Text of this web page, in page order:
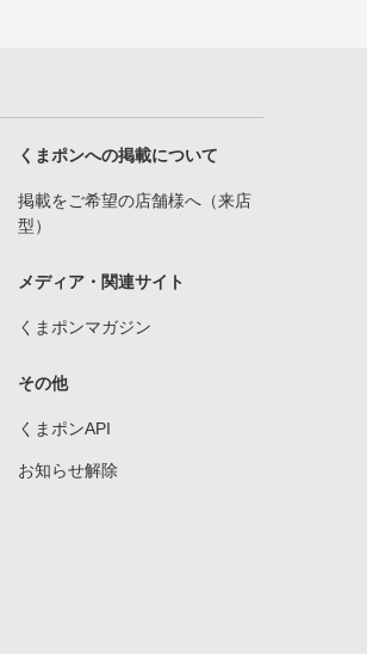
くまポンへの掲載について
掲載をご希望の店舗様へ（来店
型）
メディア・関連サイト
くまポンマガジン
その他
くまポンAPI
お知らせ解除